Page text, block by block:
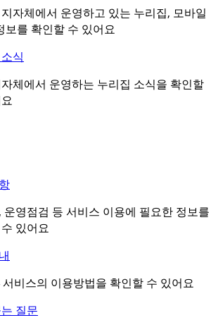
자체에서 운영하고 있는 누리집, 모바일
보를 확인할 수 있어요
식
체에서 운영하는 누리집 소식을 확인할
운영점검 등 서비스 이용에 필요한 정보를
있어요
비스의 이용방법을 확인할 수 있어요
질문